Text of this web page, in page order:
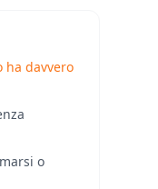
ha davvero
o